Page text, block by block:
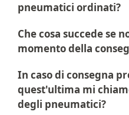
pneumatici ordinati?
Che cosa succede se
momento della
In caso di consegna
quest'ultima mi
degli pneumatici?